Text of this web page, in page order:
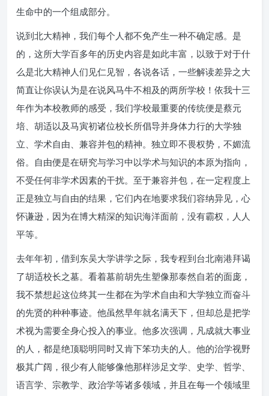
生命中的一个组成部分。
说到北大精神，我们每个人都不免产生一种不确定感。是
的，这所大学百多年的历史内容是如此丰富，以致于对于什
么是北大精神人们见仁见智，各说各话，一些解读差异之大
简直让你误认为是在说风马牛不相及的两所学校！依我十三
年作为本校教师的感受，我们学校最重要的传统便是蔡元
培、胡适以及马寅初诸位校长所倡导并身体力行的大学独
立、学术自由、兼容并包的精神。独立即不畏权势，不媚流
俗。自由便是在研究与学习中以学术与知识的本原为指向，
不受任何非学术因素的干扰。至于兼容并包，在一定程度上
正是独立与自由的结果，它们内在地要求我们容纳异见，心
怀谦逊，因为在博大精深的知识海洋面前，没有霸权，人人
平等。
去年年初，借到东吴大学讲学之际，我专程到台北南港拜谒
了胡适校长之墓。看着墓前胡先生塑像那泰然自若的面庞，
我不禁想起这位终其一生都在为学术自由和大学独立而奋斗
的先贤的种种事迹。他虽然早年就名满天下，但却总是把学
术视为需要全身心投入的事业。他多次强调，凡成就大事业
的人，都是绝顶聪明同时又肯下笨功夫的人。他的治学视野
极其广阔，很少有人能够像他那样涉足文学、史学、哲学、
语言学、宗教学、政治学等诸多领域，并且在每一个领域里